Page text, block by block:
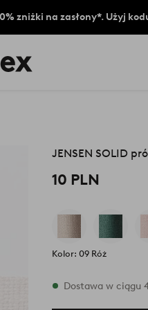
zniżki na zasłony*. Użyj
JENSEN SOLID
10 PLN
Kolor: 09 Róż
W magazynie
Dostawa w ciągu